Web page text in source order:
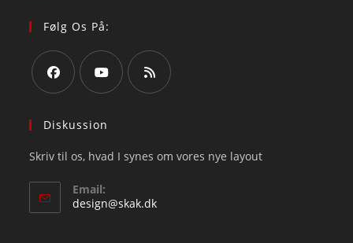
Følg Os På:
in
new
tab
in
new
new
Diskussion
Skriv til os, hvad I synes om vores nye layout
Email:
design@skak.dkOpens